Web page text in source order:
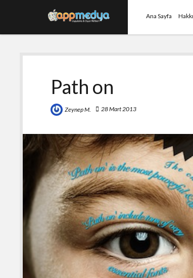
Ana Sayfa
Path on
Zeynep M. 28 Mart 2013